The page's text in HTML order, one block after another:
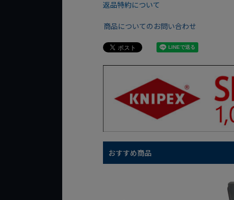
返品特約について
商品についてのお問い合わせ
おすすめ商品